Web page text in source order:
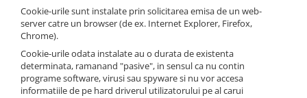
Cookie-urile sunt instalate prin solicitarea emisa de un web-
server catre un browser (de ex. Internet Explorer, Firefox,
Chrome).
Cookie-urile odata instalate au o durata de existenta
determinata, ramanand "pasive", in sensul ca nu contin
programe software, virusi sau spyware si nu vor accesa
informatiile de pe hard driverul utilizatorului pe al carui